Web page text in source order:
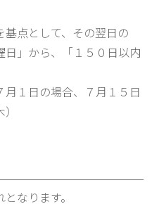
点として、その翌日の
日」から、「１５０日以内
１日の場合、７月１５日
なります。